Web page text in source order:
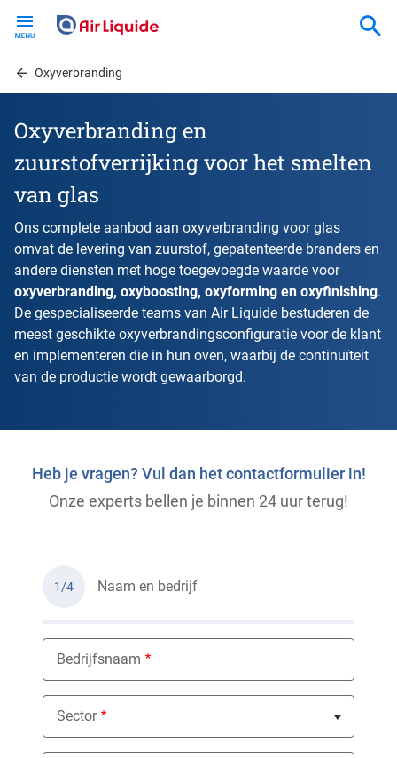
contentOxyverbranding
Oxyverbranding en
zuurstofverrijking voor het smelten
van glas
Ons complete aanbod aan oxyverbranding voor glas
omvat de levering van zuurstof, gepatenteerde branders en
andere diensten met hoge toegevoegde waarde voor
oxyverbranding, oxyboosting, oxyforming en oxyfinishing.
De gespecialiseerde teams van Air Liquide bestuderen de
meest geschikte oxyverbrandingsconfiguratie voor de klant
en implementeren die in hun oven, waarbij de continuïteit
van de productie wordt gewaarborgd.
Heb je vragen? Vul dan het contactformulier in!
Onze experts bellen je binnen 24 uur terug!
1/4 Naam en bedrijf
Bedrijfsnaam
Sector
Nothing selected